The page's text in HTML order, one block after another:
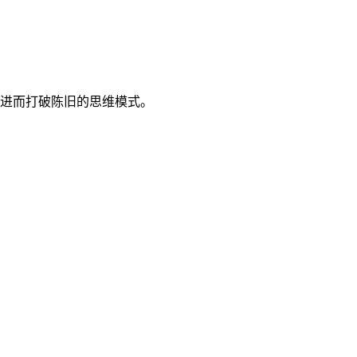
而打破陈旧的思维模式。